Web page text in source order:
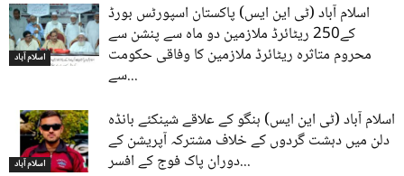
اسلام آباد
اسلام آباد (ٹی این ایس) پاکستان اسپورٹس بورڈ
کے250 ریٹائرڈ ملازمین دو ماہ سے پنشن سے
محروم متاثرہ ریٹائرڈ ملازمین کا وفاقی حکومت
سے...
اسلام آباد
اسلام آباد (ٹی این ایس) ہنگو کے علاقے شینکئے بانڈہ
دلن میں دہشت گردوں کے خلاف مشترکہ آپریشن کے
دوران پاک فوج کے افسر...